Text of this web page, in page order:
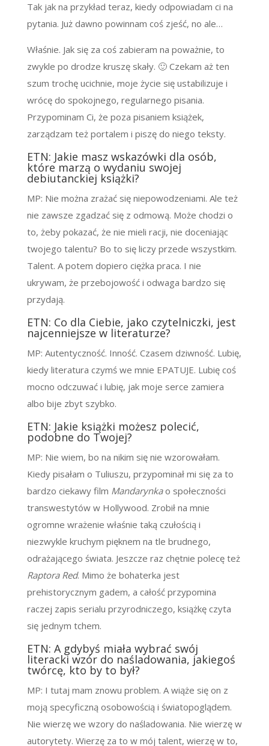
Tak jak na przykład teraz, kiedy odpowiadam ci na
pytania. Już dawno powinnam coś zjeść, no ale…
Właśnie. Jak się za coś zabieram na poważnie, to
zwykle po drodze kruszę skały. 🙂 Czekam aż ten
szum trochę ucichnie, moje życie się ustabilizuje i
wrócę do spokojnego, regularnego pisania.
Przypominam Ci, że poza pisaniem książek,
zarządzam też portalem i piszę do niego teksty.
ETN: Jakie masz wskazówki dla osób,
które marzą o wydaniu swojej
debiutanckiej książki?
MP: Nie można zrażać się niepowodzeniami. Ale też
nie zawsze zgadzać się z odmową. Może chodzi o
to, żeby pokazać, że nie mieli racji, nie doceniając
twojego talentu? Bo to się liczy przede wszystkim.
Talent. A potem dopiero ciężka praca. I nie
ukrywam, że przebojowość i odwaga bardzo się
przydają.
ETN: Co dla Ciebie, jako czytelniczki, jest
najcenniejsze w literaturze?
MP: Autentyczność. Inność. Czasem dziwność. Lubię,
kiedy literatura czymś we mnie EPATUJE. Lubię coś
mocno odczuwać i lubię, jak moje serce zamiera
albo bije zbyt szybko.
ETN: Jakie książki możesz polecić,
podobne do Twojej?
MP: Nie wiem, bo na nikim się nie wzorowałam.
Kiedy pisałam o Tuliuszu, przypominał mi się za to
bardzo ciekawy film Mandarynkao społeczności
transwestytów w Hollywood. Zrobił na mnie
ogromne wrażenie właśnie taką czułością i
niezwykle kruchym pięknem na tle brudnego,
odrażającego świata. Jeszcze raz chętnie polecę też
Raptora Red. Mimo że bohaterka jest
prehistorycznym gadem, a całość przypomina
raczej zapis serialu przyrodniczego, książkę czyta
się jednym tchem.
ETN: A gdybyś miała wybrać swój
literacki wzór do naśladowania, jakiegoś
twórcę, kto by to był?
MP: I tutaj mam znowu problem. A wiąże się on z
moją specyficzną osobowością i światopoglądem.
Nie wierzę we wzory do naśladowania. Nie wierzę w
autorytety. Wierzę za to w mój talent, wierzę w to,